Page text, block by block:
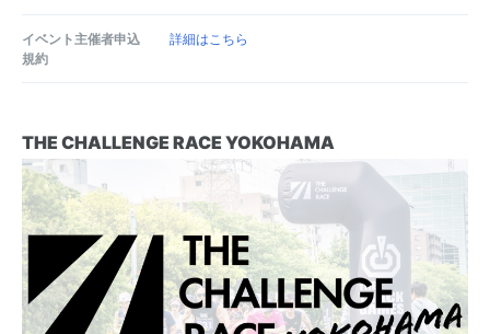
イベント主催者申込
規約
詳細はこちら
THE CHALLENGE RACE YOKOHAMA